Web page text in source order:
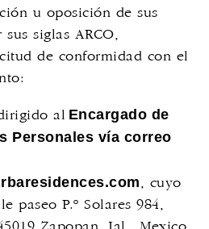
u oposición de sus
siglas ARCO,
de conformidad con el
al Encargado de
Personales vía correo
, cuyo
paseo P.º Solares 984,